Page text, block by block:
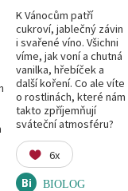
K Vánocům patří
cukroví, jablečný závin
i svařené víno. Všichni
víme, jak voní a chutná
vanilka, hřebíček a
další koření. Co ale víte
o rostlinách, které nám
takto zpříjemňují
sváteční atmosféru?
6x
BIOLOG